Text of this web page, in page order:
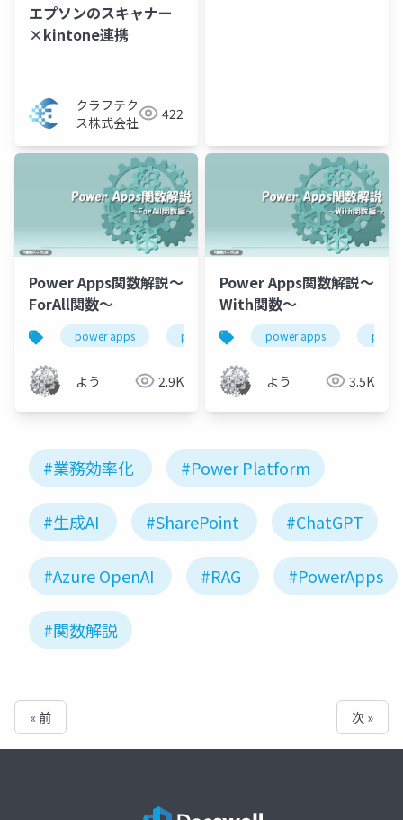
エプソンのスキャナー
×kintone連携
クラフテク
ス株式会社
422
Power Apps関数解説～
ForAll関数～
power apps power platform power app関数解
よう 2.9K
Power Apps関数解説～
With関数～
power apps
よう 3.5K
#業務効率化 #Power Platform
#生成AI #SharePoint #ChatGPT
#Azure OpenAI #RAG #PowerApps
#関数解説
« 前 次 »